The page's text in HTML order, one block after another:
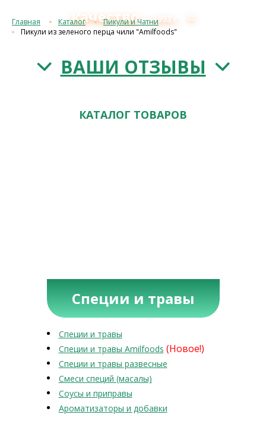
качествос 1993 г. ≡
Главная Каталог
Пикули и Чатни
Пикули из зеленого перца чили "Amilfoods"
ВАШИ ОТЗЫВЫ
КАТАЛОГ ТОВАРОВ
Специи и травы
Специи и травы
Специи и травы Amilfoods (Новое!)
Специи и травы развесные
Смеси специй (масалы)
Соусы и приправы
Ароматизаторы и добавки